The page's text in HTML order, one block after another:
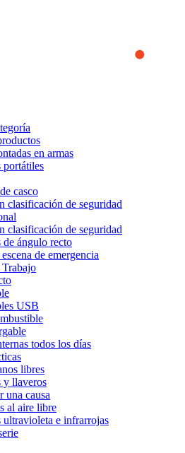
we provide you the best experience
to browse this website, you accept
analyze how the website is used and
To learn more or to find out how
can access our
en armas
portátiles
casco
clasificación de seguridad
clasificación de seguridad
de ángulo recto
de emergencia
USB
todos los días
libres
y llaveros
una causa
al aire libre
ultravioleta e infrarrojas